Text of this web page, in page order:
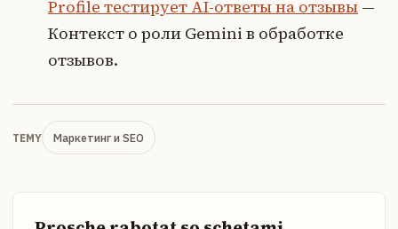
Profile тестирует AI-ответы на отзывы —
Контекст о роли Gemini в обработке
отзывов.
TEMY Маркетинг и SEO